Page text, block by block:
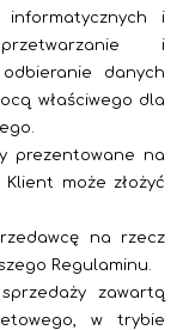
i
i
danych
właściwego dla
prezentowane na
może złożyć
na rzecz
Regulaminu.
zawartą
w trybie